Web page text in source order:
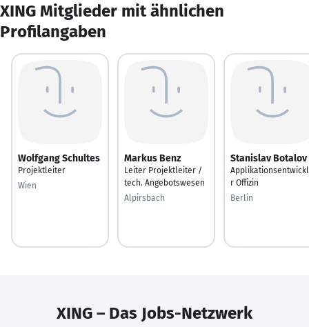
XING Mitglieder mit ähnlichen
Profilangaben
Wolfgang Schultes
Projektleiter
Wien
Markus Benz
Leiter Projektleiter /
tech. Angebotswesen
Alpirsbach
Stanislav Botalov
r Offizin
Berlin
XING – Das Jobs-Netzwerk